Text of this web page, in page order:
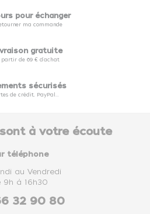
pour échanger
ma commande
gratuite
partir de 69 € d'achat
sécurisés
de crédit, PayPal...
à votre écoute
téléphone
au Vendredi
9h à 16h30
32 90 80